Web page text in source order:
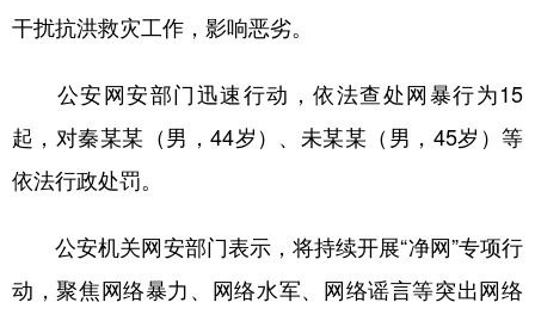
文化产业
地方频道
北京
浙江 安徽 福建 江西
干扰抗洪救灾工作，影响恶劣。
公安网安部门迅速行动，依法查处网暴行为15
起，对秦某某（男，44岁）、未某某（男，45岁）等
依法行政处罚。
公安机关网安部门表示，将持续开展“净网”专项行
动，聚焦网络暴力、网络水军、网络谣言等突出网络